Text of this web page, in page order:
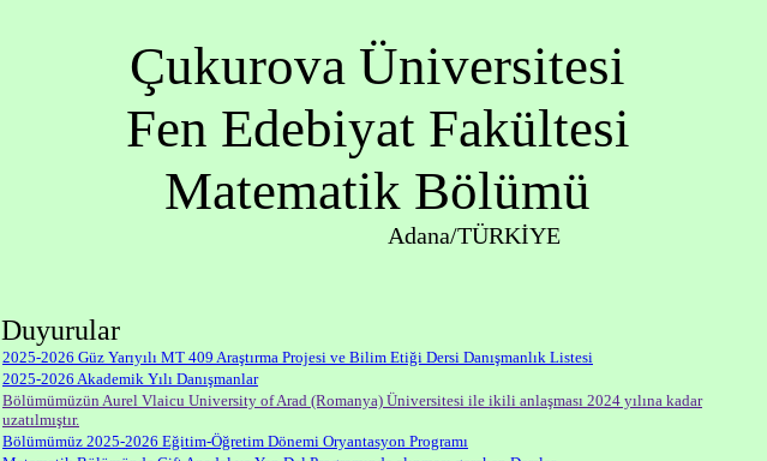
Çukurova Üniversitesi
Fen Edebiyat Fakültesi
Matematik Bölümü
Adana/TÜRKİYE
Duyurular
2025-2026 Güz Yarıyılı MT 409 Araştırma Projesi ve Bilim Etiği Dersi Danışmanlık Listesi
2025-2026 Akademik Yılı Danışmanlar
Bölümümüzün Aurel Vlaicu University of Arad (Romanya) Üniversitesi ile ikili anlaşması 2024 yılına kadar
uzatılmıştır.
Bölümümüz 2025-2026 Eğitim-Öğretim Dönemi Oryantasyon Programı